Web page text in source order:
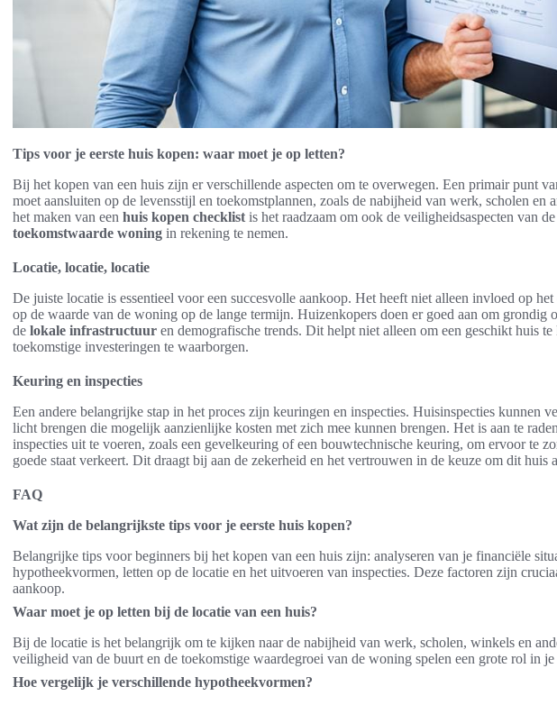
Tips voor je eerste huis kopen: waar moet je op letten?
Bij het kopen van een huis zijn er verschillende aspecten om te overwegen. Een primair punt
moet aansluiten op de levensstijl en toekomstplannen, zoals de nabijheid van werk, scholen en
het maken van een huis kopen checklist is het raadzaam om ook de veiligheidsaspecten van
toekomstwaarde woning in rekening te nemen.
Locatie, locatie, locatie
De juiste locatie is essentieel voor een succesvolle aankoop. Het heeft niet alleen invloed op
op de waarde van de woning op de lange termijn. Huizenkopers doen er goed aan om grondig
de lokale infrastructuur en demografische trends. Dit helpt niet alleen om een geschikt huis
toekomstige investeringen te waarborgen.
Keuring en inspecties
Een andere belangrijke stap in het proces zijn keuringen en inspecties. Huisinspecties kunnen
licht brengen die mogelijk aanzienlijke kosten met zich mee kunnen brengen. Het is aan te
inspecties uit te voeren, zoals een gevelkeuring of een bouwtechnische keuring, om ervoor te
goede staat verkeert. Dit draagt bij aan de zekerheid en het vertrouwen in de keuze om dit huis
FAQ
Wat zijn de belangrijkste tips voor je eerste huis kopen?
Belangrijke tips voor beginners bij het kopen van een huis zijn: analyseren van je financiële
hypotheekvormen, letten op de locatie en het uitvoeren van inspecties. Deze factoren zijn
aankoop.
Waar moet je op letten bij de locatie van een huis?
Bij de locatie is het belangrijk om te kijken naar de nabijheid van werk, scholen, winkels en
veiligheid van de buurt en de toekomstige waardegroei van de woning spelen een grote rol in je
Hoe vergelijk je verschillende hypotheekvormen?